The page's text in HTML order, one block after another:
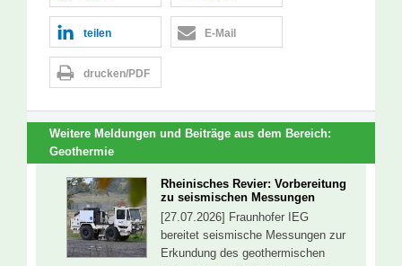
teilen E-Mail
drucken/PDF
Weitere Meldungen und Beiträge aus dem Bereich:
Geothermie
Rheinisches Revier: Vorbereitung
zu seismischen Messungen
[27.07.2026] Fraunhofer IEG
bereitet seismische Messungen zur
Erkundung des geothermischen